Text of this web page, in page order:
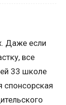
Даже если
все
33 школе
спонсорская